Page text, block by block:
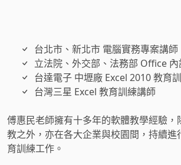
台北市、新北市 電腦實務專案講師
立法院、外交部、法務部 Office
台達電子 中壢廠 Excel 2010 教育
台灣三星 Excel 教育訓練講師
傅惠民老師擁有十多年的軟體教學經驗，
教之外，亦在各大企業與校園間，持續進
育訓練工作。